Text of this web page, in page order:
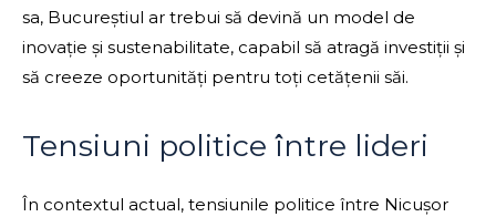
sa, Bucureștiul ar trebui să devină un model de
inovație și sustenabilitate, capabil să atragă investiții și
să creeze oportunități pentru toți cetățenii săi.
Tensiuni politice între lideri
În contextul actual, tensiunile politice între Nicușor